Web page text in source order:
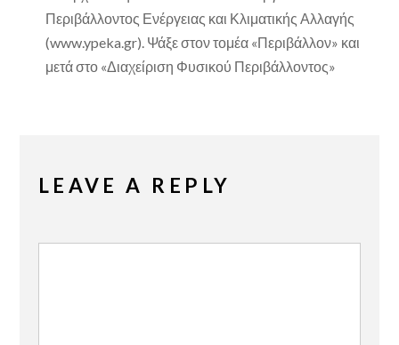
Περιβάλλοντος Ενέργειας και Κλιματικής Αλλαγής
(www.ypeka.gr). Ψάξε στον τομέα «Περιβάλλον» και
μετά στο «Διαχείριση Φυσικού Περιβάλλοντος»
LEAVE A REPLY